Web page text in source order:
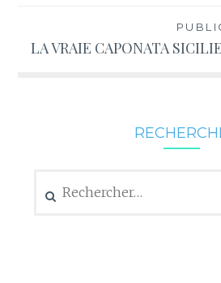
LA VRAIE CAPONATA